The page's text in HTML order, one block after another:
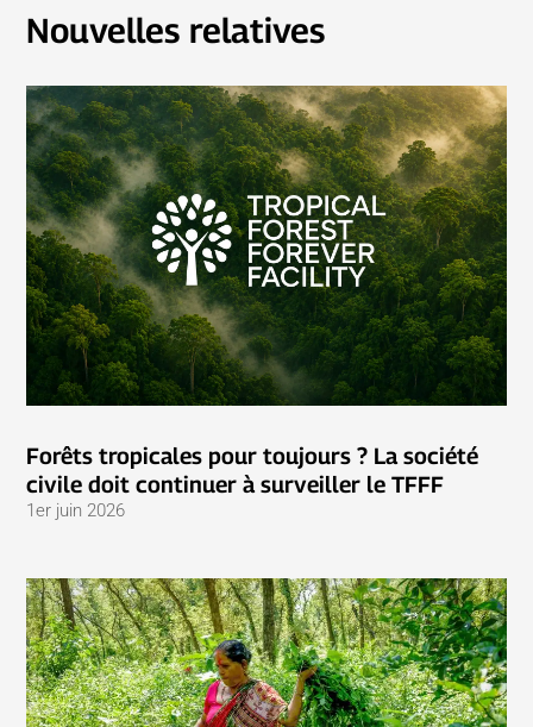
Nouvelles relatives
Forêts tropicales pour toujours ? La société
civile doit continuer à surveiller le TFFF
1er juin 2026